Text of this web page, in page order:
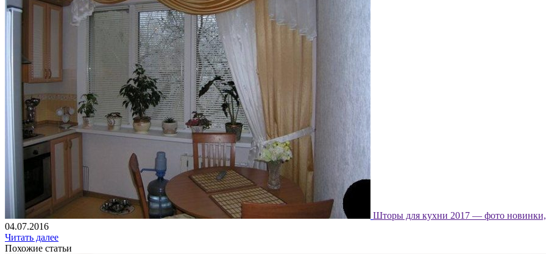
Шторы для кухни 2017 — фото новинки,
04.07.2016
Читать далее
Похожие статьи